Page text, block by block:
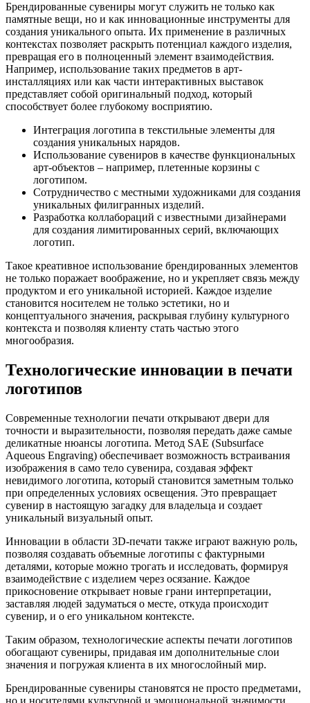
Брендированные сувениры могут служить не только как
памятные вещи, но и как инновационные инструменты для
создания уникального опыта. Их применение в различных
контекстах позволяет раскрыть потенциал каждого изделия,
превращая его в полноценный элемент взаимодействия.
Например, использование таких предметов в арт-
инсталляциях или как части интерактивных выставок
представляет собой оригинальный подход, который
способствует более глубокому восприятию.
Интеграция логотипа в текстильные элементы для
создания уникальных нарядов.
Использование сувениров в качестве функциональных
арт-объектов – например, плетенные корзины с
логотипом.
Сотрудничество с местными художниками для создания
уникальных филигранных изделий.
Разработка коллабораций с известными дизайнерами
для создания лимитированных серий, включающих
логотип.
Такое креативное использование брендированных элементов
не только поражает воображение, но и укрепляет связь между
продуктом и его уникальной историей. Каждое изделие
становится носителем не только эстетики, но и
концептуального значения, раскрывая глубину культурного
контекста и позволяя клиенту стать частью этого
многообразия.
Технологические инновации в печати
логотипов
Современные технологии печати открывают двери для
точности и выразительности, позволяя передать даже самые
деликатные нюансы логотипа. Метод SAE (Subsurface
Aqueous Engraving) обеспечивает возможность встраивания
изображения в само тело сувенира, создавая эффект
невидимого логотипа, который становится заметным только
при определенных условиях освещения. Это превращает
сувенир в настоящую загадку для владельца и создает
уникальный визуальный опыт.
Инновации в области 3D-печати также играют важную роль,
позволяя создавать объемные логотипы с фактурными
деталями, которые можно трогать и исследовать, формируя
взаимодействие с изделием через осязание. Каждое
прикосновение открывает новые грани интерпретации,
заставляя людей задуматься о месте, откуда происходит
сувенир, и о его уникальном контексте.
Таким образом, технологические аспекты печати логотипов
обогащают сувениры, придавая им дополнительные слои
значения и погружая клиента в их многослойный мир.
Брендированные сувениры становятся не просто предметами,